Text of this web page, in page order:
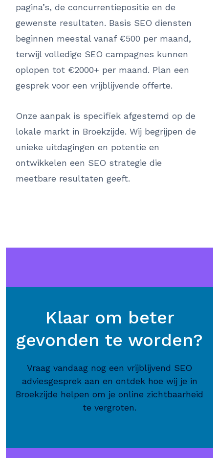
pagina’s, de concurrentiepositie en de
gewenste resultaten. Basis SEO diensten
beginnen meestal vanaf €500 per maand,
terwijl volledige SEO campagnes kunnen
oplopen tot €2000+ per maand. Plan een
gesprek voor een vrijblijvende offerte.
Onze aanpak is specifiek afgestemd op de
lokale markt in Broekzijde. Wij begrijpen de
unieke uitdagingen en potentie en
ontwikkelen een SEO strategie die
meetbare resultaten geeft.
Klaar om beter
gevonden te worden?
Vraag vandaag nog een vrijblijvend SEO
adviesgesprek aan en ontdek hoe wij je in
Broekzijde helpen om je online zichtbaarheid
te vergroten.